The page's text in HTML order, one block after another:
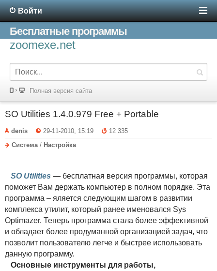
Войти
Бесплатные программы
zoomexe.net
Полная версия сайта
SO Utilities 1.4.0.979 Free + Portable
denis 29-11-2010, 15:19
12 335
Система / Настройка
SO Utilities — бесплатная версия программы, которая
поможет Вам держать компьютер в полном порядке. Эта
программа – яляется следующим шагом в развитии
комплекса утилит, который ранее именовался Sys
Optimazer. Теперь программа стала более эффективной
и обладает более продуманной организацией задач, что
позволит пользователю легче и быстрее использовать
данную программу.
Основные инструменты для работы,